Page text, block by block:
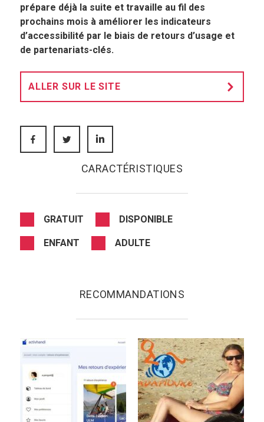
prépare déjà la suite et travaille au fil des
prochains mois à améliorer les indicateurs
d’accessibilité par le biais de retours d’usage et
de partenariats-clés.
ALLER SUR LE SITE
FACEBOOKTWITTER
CARACTÉRISTIQUES
GRATUIT DISPONIBLE
ENFANT ADULTE
RECOMMANDATIONS